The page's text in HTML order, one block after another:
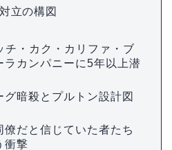
立の構図
チ・カク・カリファ・ブ
ラカンパニーに5年以上潜
グ暗殺とプルトン設計図
だと信じていた者たち
衝撃